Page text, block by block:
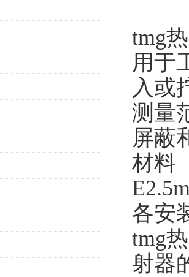
tmg
用于
入或
测量
屏蔽
材料
各安
tmg
射器